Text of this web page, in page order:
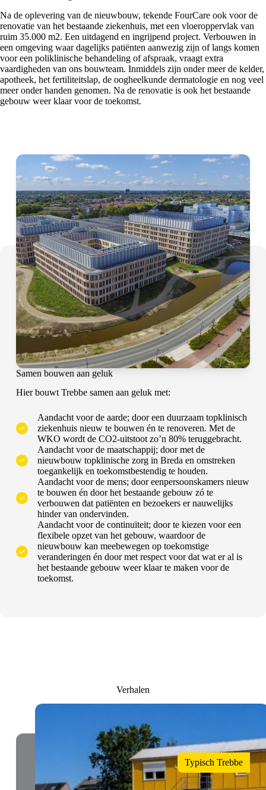
Na de oplevering van de nieuwbouw, tekende FourCare ook voor de
renovatie van het bestaande ziekenhuis, met een vloeroppervlak van
ruim 35.000 m2. Een uitdagend en ingrijpend project. Verbouwen in
een omgeving waar dagelijks patiënten aanwezig zijn of langs komen
voor een poliklinische behandeling of afspraak, vraagt extra
vaardigheden van ons bouwteam. Inmiddels zijn onder meer de kelder,
apotheek, het fertiliteitslap, de oogheelkunde dermatologie en nog veel
meer onder handen genomen. Na de renovatie is ook het bestaande
gebouw weer klaar voor de toekomst.
Samen bouwen aan geluk
Hier bouwt Trebbe samen aan geluk met:
Aandacht voor de aarde; door een duurzaam topklinisch
ziekenhuis nieuw te bouwen én te renoveren. Met de
WKO wordt de CO2-uitstoot zo’n 80% teruggebracht.
Aandacht voor de maatschappij; door met de
nieuwbouw topklinische zorg in Breda en omstreken
toegankelijk en toekomstbestendig te houden.
Aandacht voor de mens; door eenpersoonskamers nieuw
te bouwen én door het bestaande gebouw zó te
verbouwen dat patiënten en bezoekers er nauwelijks
hinder van ondervinden.
Aandacht voor de continuïteit; door te kiezen voor een
flexibele opzet van het gebouw, waardoor de
nieuwbouw kan meebewegen op toekomstige
veranderingen én door met respect voor dat wat er al is
het bestaande gebouw weer klaar te maken voor de
toekomst.
Verhalen
Typisch Trebbe